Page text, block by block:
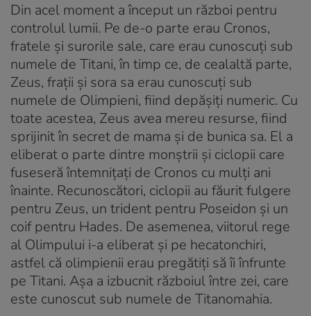
Din acel moment a început un război pentru
controlul lumii. Pe de-o parte erau Cronos,
fratele și surorile sale, care erau cunoscuți sub
numele de Titani, în timp ce, de cealaltă parte,
Zeus, frații și sora sa erau cunoscuți sub
numele de Olimpieni, fiind depășiți numeric. Cu
toate acestea, Zeus avea mereu resurse, fiind
sprijinit în secret de mama și de bunica sa. El a
eliberat o parte dintre monștrii și ciclopii care
fuseseră întemnițați de Cronos cu mulți ani
înainte. Recunoscători, ciclopii au făurit fulgere
pentru Zeus, un trident pentru Poseidon și un
coif pentru Hades. De asemenea, viitorul rege
al Olimpului i-a eliberat și pe hecatonchiri,
astfel că olimpienii erau pregătiți să îi înfrunte
pe Titani. Așa a izbucnit războiul între zei, care
este cunoscut sub numele de Titanomahia.